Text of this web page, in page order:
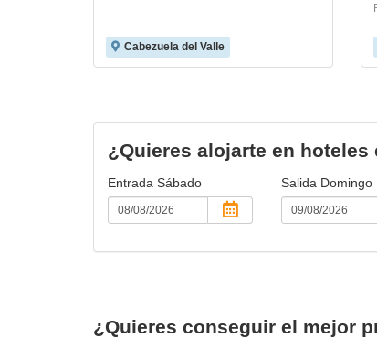
Cabezuela del Valle
¿Quieres alojarte en hoteles
Entrada Sábado Salida Domingo
¿Quieres conseguir el mejor